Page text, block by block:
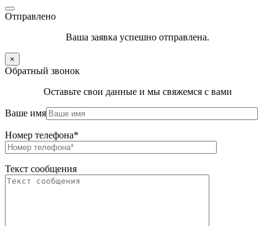
Отправлено
Ваша заявка успешно отправлена.
×
Обратный звонок
Оставьте свои данные и мы свяжемся с вами
Ваше имя
Номер телефона*
Текст сообщения